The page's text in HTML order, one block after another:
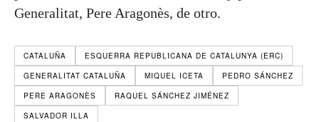
Generalitat, Pere Aragonès, de otro.
CATALUÑA
ESQUERRA REPUBLICANA DE CATALUNYA (ERC)
GENERALITAT CATALUÑA
MIQUEL ICETA
PEDRO SÁNCHEZ
PERE ARAGONÈS
RAQUEL SÁNCHEZ JIMÉNEZ
SALVADOR ILLA